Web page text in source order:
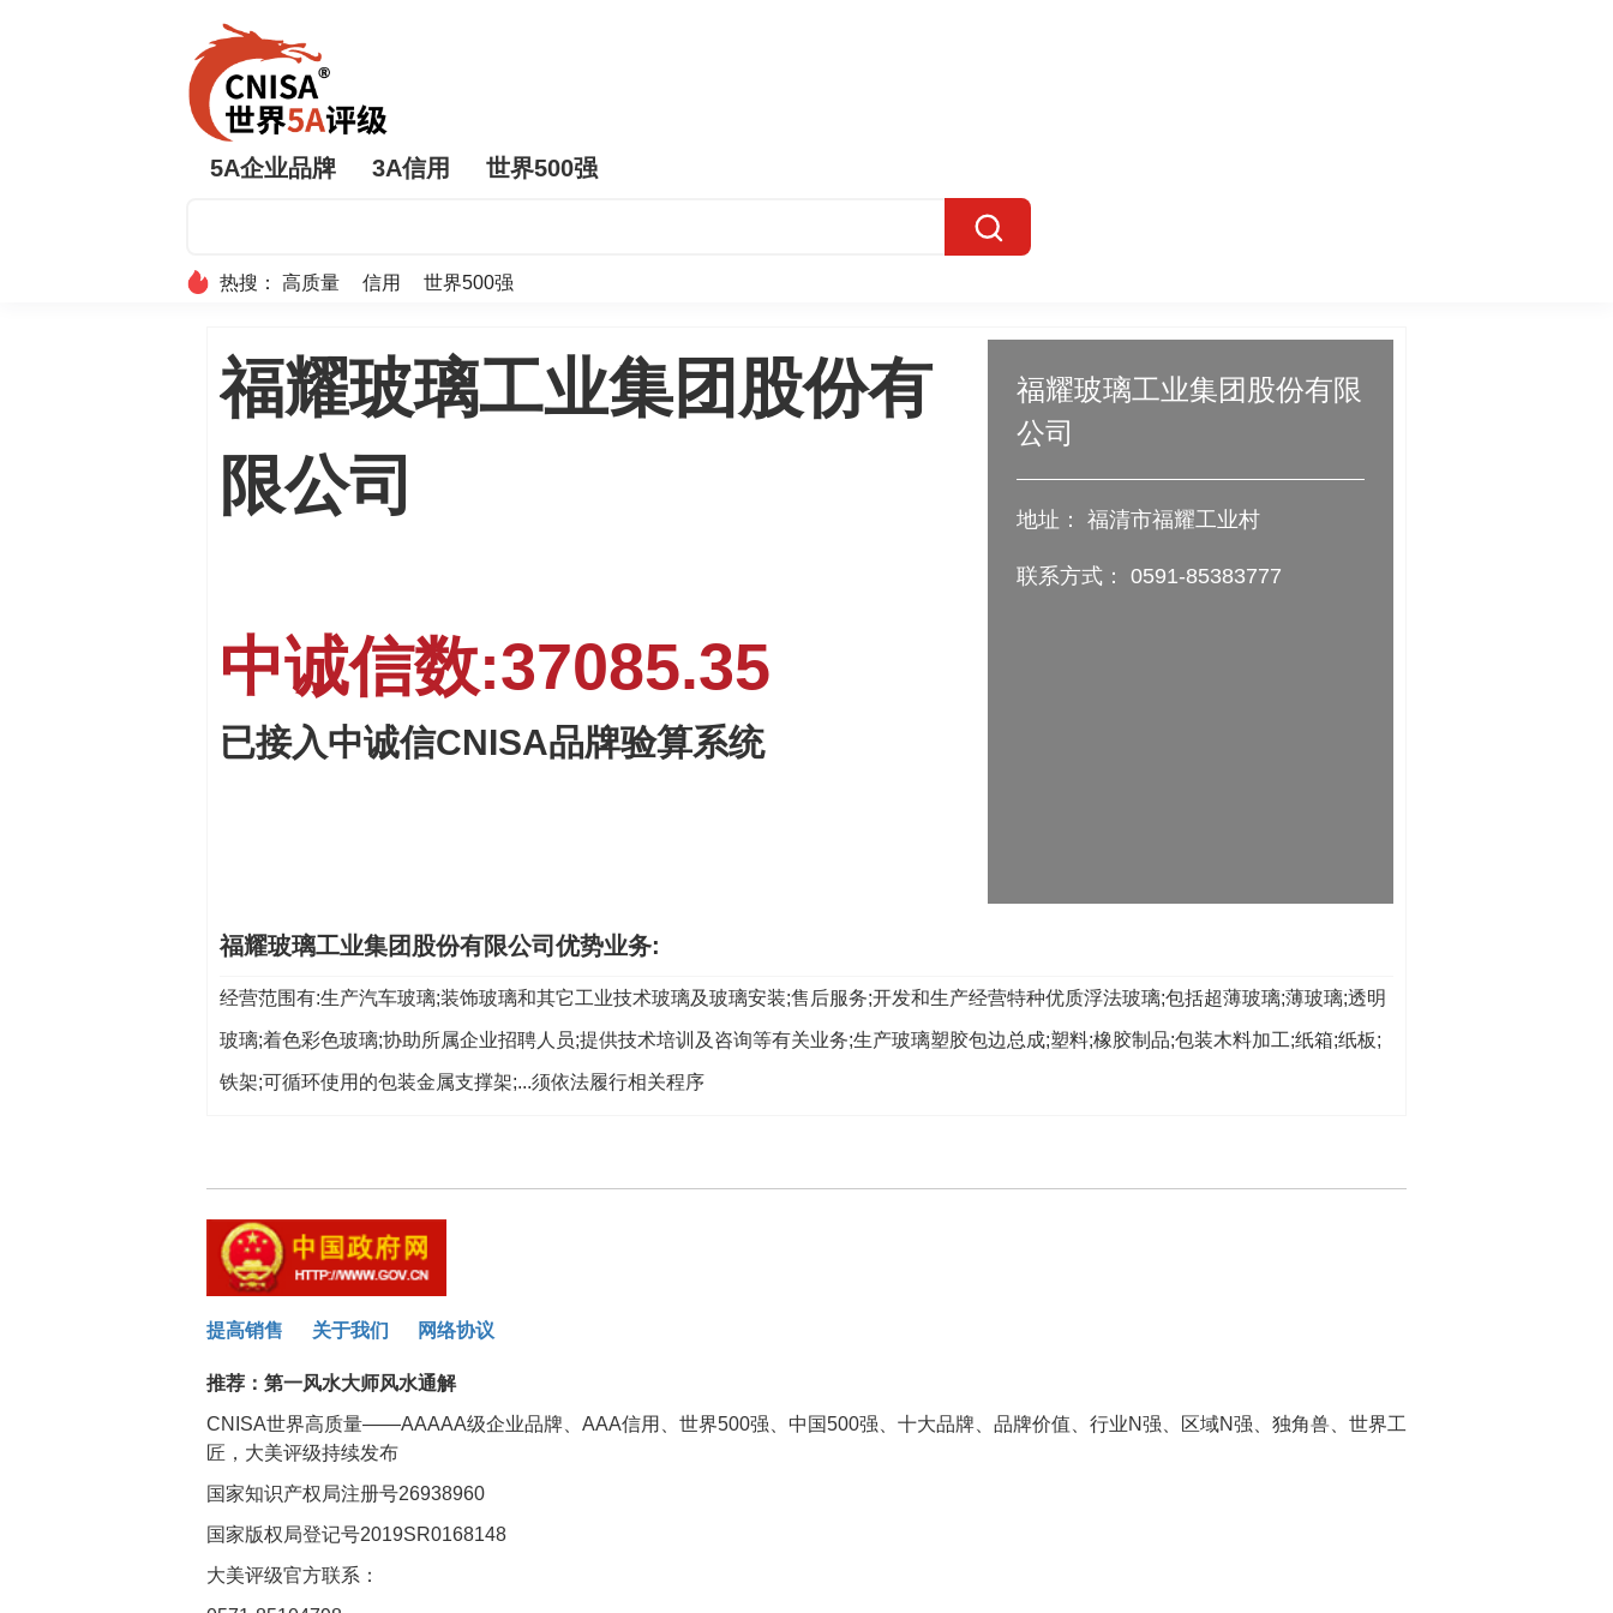
5A企业品牌 3A信用 世界500强
热搜： 高质量 信用 世界500强
福耀玻璃工业集团股份有
限公司
中诚信数:37085.35
已接入中诚信CNISA品牌验算系统
福耀玻璃工业集团股份有限
公司
地址： 福清市福耀工业村
联系方式： 0591-85383777
福耀玻璃工业集团股份有限公司优势业务:
经营范围有:生产汽车玻璃;装饰玻璃和其它工业技术玻璃及玻璃安装;售后服务;开发和生产经营特种优质浮法玻璃;包括超薄玻璃;薄玻璃;透明
玻璃;着色彩色玻璃;协助所属企业招聘人员;提供技术培训及咨询等有关业务;生产玻璃塑胶包边总成;塑料;橡胶制品;包装木料加工;纸箱;纸板;
铁架;可循环使用的包装金属支撑架;...须依法履行相关程序
提高销售 关于我们 网络协议
推荐： 第一风水大师风水通解
CNISA世界高质量——AAAAA级企业品牌、AAA信用、世界500强、中国500强、十大品牌、品牌价值、行业N强、区域N强、独角兽、世界工
匠，大美评级持续发布
国家知识产权局注册号26938960
国家版权局登记号2019SR0168148
大美评级官方联系：